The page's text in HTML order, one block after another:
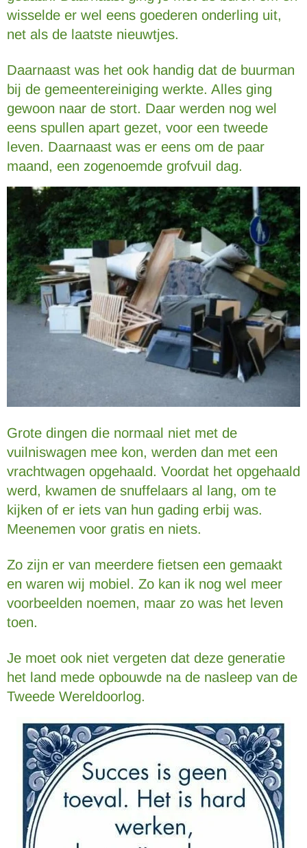
wisselde er wel eens goederen onderling uit,
net als de laatste nieuwtjes.
Daarnaast was het ook handig dat de buurman
bij de gemeentereiniging werkte. Alles ging
gewoon naar de stort. Daar werden nog wel
eens spullen apart gezet, voor een tweede
leven. Daarnaast was er eens om de paar
maand, een zogenoemde grofvuil dag.
Grote dingen die normaal niet met de
vuilniswagen mee kon, werden dan met een
vrachtwagen opgehaald. Voordat het opgehaald
werd, kwamen de snuffelaars al lang, om te
kijken of er iets van hun gading erbij was.
Meenemen voor gratis en niets.
Zo zijn er van meerdere fietsen een gemaakt
en waren wij mobiel. Zo kan ik nog wel meer
voorbeelden noemen, maar zo was het leven
toen.
Je moet ook niet vergeten dat deze generatie
het land mede opbouwde na de nasleep van de
Tweede Wereldoorlog.